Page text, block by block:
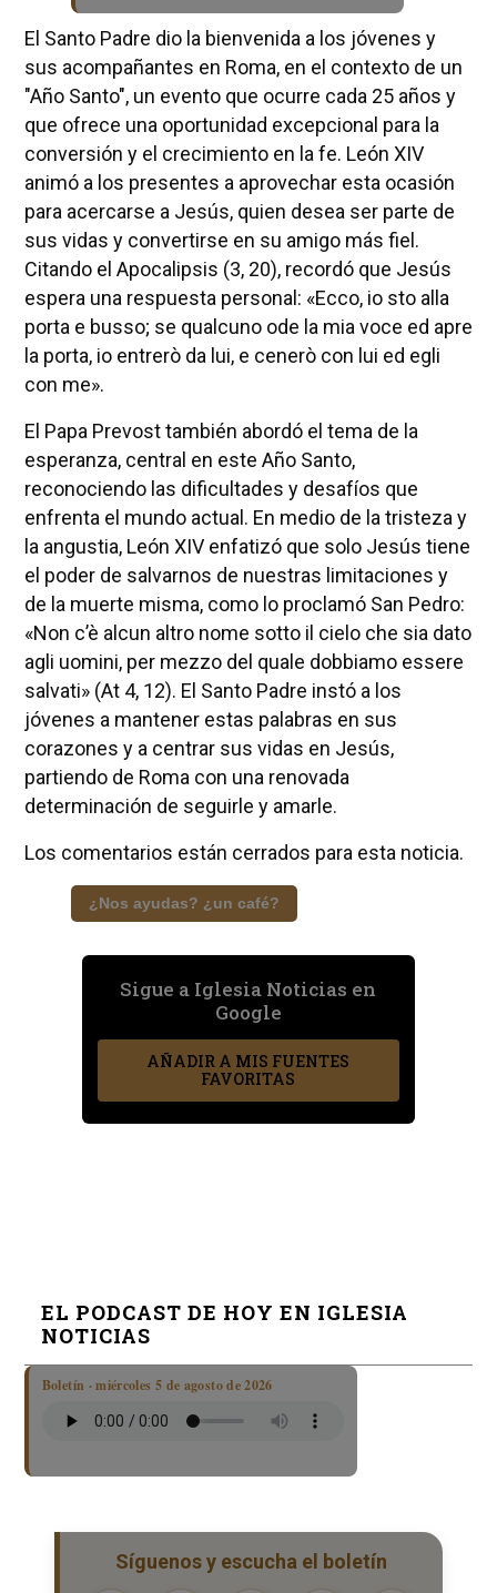
El Santo Padre dio la bienvenida a los jóvenes y
sus acompañantes en Roma, en el contexto de un
"Año Santo", un evento que ocurre cada 25 años y
que ofrece una oportunidad excepcional para la
conversión y el crecimiento en la fe. León XIV
animó a los presentes a aprovechar esta ocasión
para acercarse a Jesús, quien desea ser parte de
sus vidas y convertirse en su amigo más fiel.
Citando el Apocalipsis (3, 20), recordó que Jesús
espera una respuesta personal: «Ecco, io sto alla
porta e busso; se qualcuno ode la mia voce ed apre
la porta, io entrerò da lui, e cenerò con lui ed egli
con me».
El Papa Prevost también abordó el tema de la
esperanza, central en este Año Santo,
reconociendo las dificultades y desafíos que
enfrenta el mundo actual. En medio de la tristeza y
la angustia, León XIV enfatizó que solo Jesús tiene
el poder de salvarnos de nuestras limitaciones y
de la muerte misma, como lo proclamó San Pedro:
«Non c’è alcun altro nome sotto il cielo che sia dato
agli uomini, per mezzo del quale dobbiamo essere
salvati» (At 4, 12). El Santo Padre instó a los
jóvenes a mantener estas palabras en sus
corazones y a centrar sus vidas en Jesús,
partiendo de Roma con una renovada
determinación de seguirle y amarle.
Los comentarios están cerrados para esta noticia.
¿Nos ayudas? ¿un café?
Sigue a Iglesia Noticias en
Google
AÑADIR A MIS FUENTES
FAVORITAS
EL PODCAST DE HOY EN IGLESIA
NOTICIAS
Boletín · miércoles 5 de agosto de 2026
Síguenos y escucha el boletín